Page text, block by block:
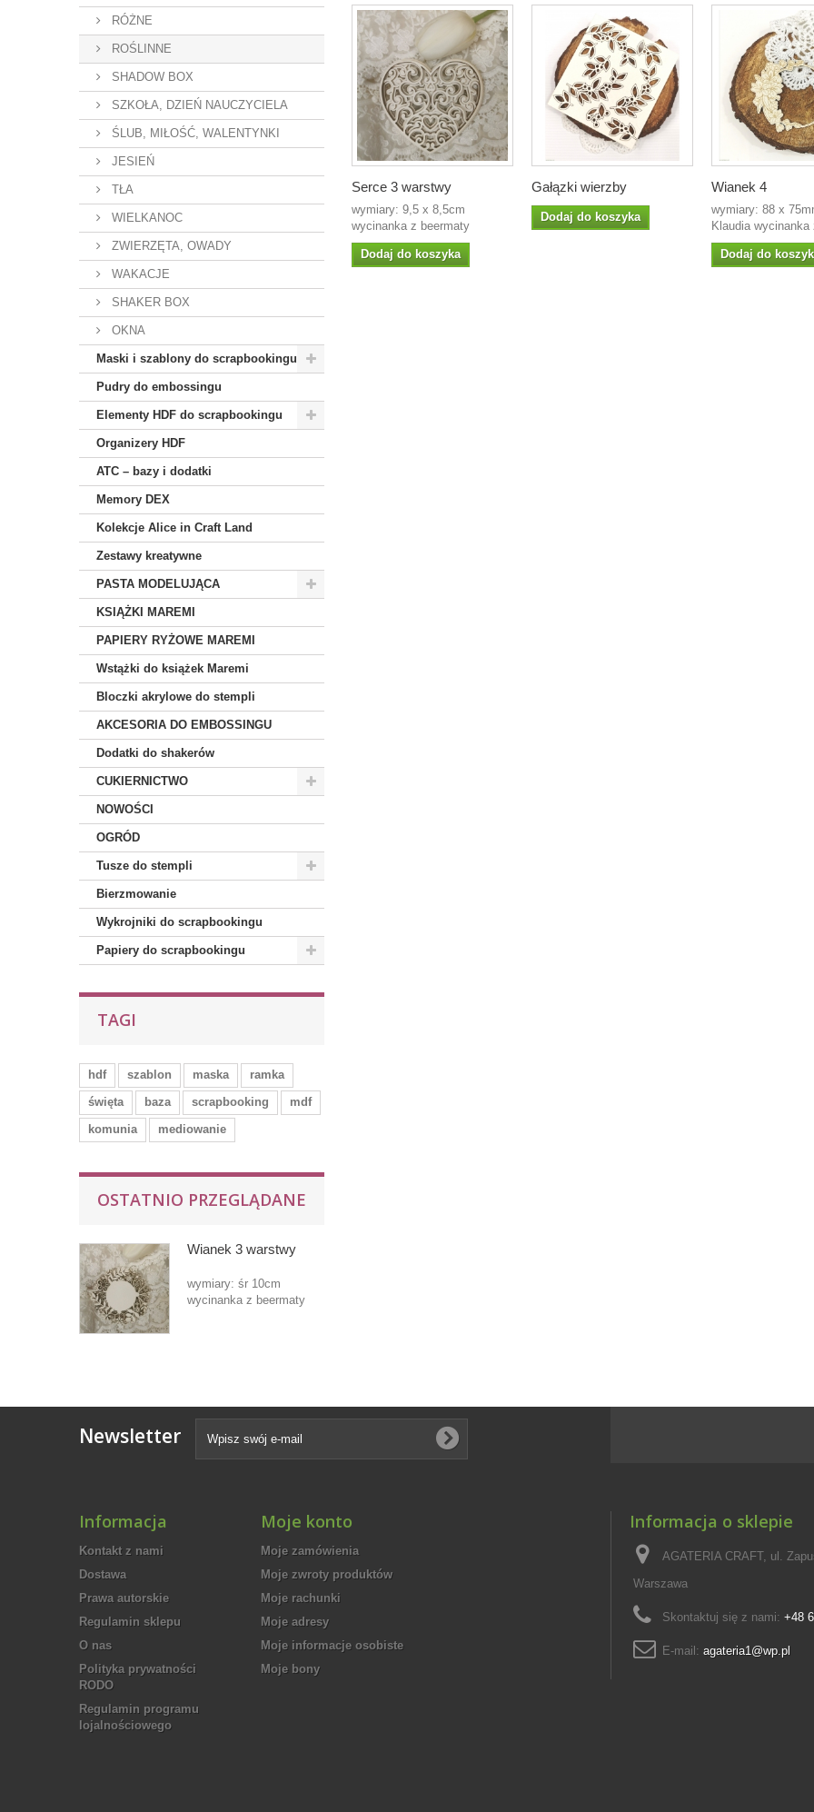
RÓŻNE
ROŚLINNE
SHADOW BOX
SZKOŁA, DZIEŃ NAUCZYCIELA
ŚLUB, MIŁOŚĆ, WALENTYNKI
JESIEŃ
TŁA
WIELKANOC
ZWIERZĘTA, OWADY
WAKACJE
SHAKER BOX
OKNA
Maski i szablony do scrapbookingu
Pudry do embossingu
Elementy HDF do scrapbookingu
Organizery HDF
ATC – bazy i dodatki
Memory DEX
Kolekcje Alice in Craft Land
Zestawy kreatywne
PASTA MODELUJĄCA
KSIĄŻKI MAREMI
PAPIERY RYŻOWE MAREMI
Wstążki do książek Maremi
Bloczki akrylowe do stempli
AKCESORIA DO EMBOSSINGU
Dodatki do shakerów
CUKIERNICTWO
NOWOŚCI
OGRÓD
Tusze do stempli
Bierzmowanie
Wykrojniki do scrapbookingu
Papiery do scrapbookingu
TAGI
hdf szablon maska
ramka
święta
baza scrapbooking
mdf
komunia
mediowanie
OSTATNIO PRZEGLĄDANE
Wianek 3 warstwy
wymiary: śr 10cm
wycinanka z beermaty
Serce 3 warstwy
wymiary: 9,5 x 8,5cm
wycinanka z beermaty
Dodaj do koszyka
Gałązki wierzby
Dodaj do koszyka
Wianek 4
wymiary: 88 x
Klaudia wycinanka
Dodaj do
Newsletter
Informacja
Kontakt z nami
Dostawa
Prawa autorskie
Regulamin sklepu
O nas
Polityka prywatności
RODO
Regulamin programu
lojalnościowego
Moje konto
Moje zamówienia
Moje zwroty produktów
Moje rachunki
Moje adresy
Moje informacje osobiste
Moje bony
Informacja o sklepie
AGATERIA CRAFT, ul.
Warszawa
Skontaktuj się z nami: +48
E-mail: agateria1@wp.pl